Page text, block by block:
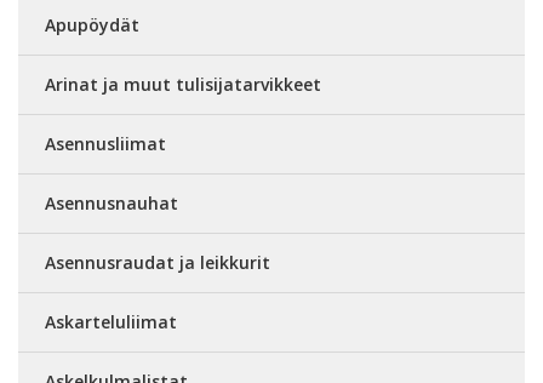
Apupöydät
Arinat ja muut tulisijatarvikkeet
Asennusliimat
Asennusnauhat
Asennusraudat ja leikkurit
Askarteluliimat